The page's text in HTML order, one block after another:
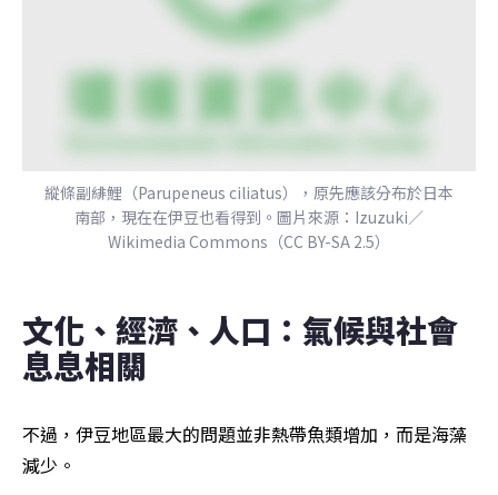
縱條副緋鯉（Parupeneus ciliatus），原先應該分布於日本
南部，現在在伊豆也看得到。圖片來源：Izuzuki／
Wikimedia Commons（CC BY-SA 2.5）
文化、經濟、人口：氣候與社會
息息相關
不過，伊豆地區最大的問題並非熱帶魚類增加，而是海藻
減少。